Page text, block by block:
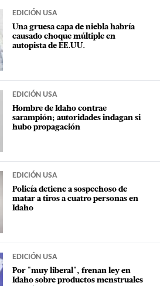
EDICIÓN USA
Una gruesa capa de niebla habría
causado choque múltiple en
autopista de EE.UU.
EDICIÓN USA
Hombre de Idaho contrae
sarampión; autoridades indagan si
hubo propagación
EDICIÓN USA
Policía detiene a sospechoso de
matar a tiros a cuatro personas en
Idaho
EDICIÓN USA
Por "muy liberal", frenan ley en
Idaho sobre productos menstruales